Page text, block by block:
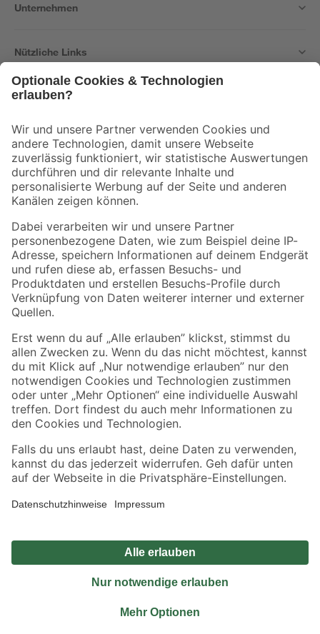
Unternehmen
Nützliche Links
Der toom Newsletter: Keine Angebote und Aktionen mehr verpassen!
Zur Newsletter Anmeldung
Folge uns
Zahlungsarten Versandarten
Sicher einkaufen
Jetzt die toom-App herunterladen
Alle Preisangaben in EUR inkl. gesetzl. MwSt.. Die dargestellten Angebote sind unter
Umständen nicht in allen Märkten verfügbar. Die angegebenen Verfügbarkeiten beziehen
Produkte nur solange der Vorrat reicht.
*Paketversand ab 59 € versandkostenfrei, gilt nicht für Artikel mit Speditionsversand, hier
Privatsphäre Impressum
Nutzungsbedingungen
Widerrufsrecht
Vertrag widerrufen
© 2026 toom Baumarkt GmbH